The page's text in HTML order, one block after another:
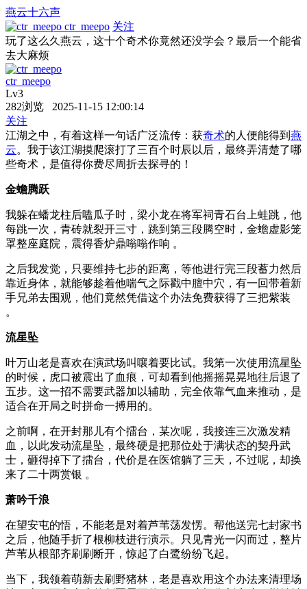
燕云十六声
ctr_meepo 关注
玩了这么久燕云，这十个奇术你竟然还没学会？最后一个能省
去大麻烦
ctr_meepo
Lv3
282浏览 2025-11-15 12:00:14
关注
江湖之中，有着这样一句话广泛流传：获奇术的人便能得到 燕
云。我于该江湖摸爬滚打了三百个时辰以后，最终弄清楚了哪
些奇术，是值得你费尽周折去探寻的！
金蟾腾跃
我躲在蟠龙柱后嗑瓜子时，梁小龙在将军祠青石台上蛙跳，他
每跳一次，青砖就裂开三寸，跳到第三段腾空时，金蟾虚影笼
罩整座庭院，震得香炉鼎嗡嗡作响 。
之后我发觉，只要维持七步的距离，等他进行完三段蓄力然后
靠近身体，就能够趁着他喘气之际戳中膻中穴，有一回带着新
手兄弟去围观，他们竟然凭借这个办法免费获得了三把紫装
。
流星坠
叶万山老是喜欢在演武场叫嚷着要比试。我第一次使用流星坠
的时候，虎口被震出了血痕，可却看到他摇摇晃晃地往后退了
五步。这一招不需要武器加以辅助，完全依靠气血来推动，是
适合在开局之时拼命一搏用的。
之前啊，在开封那儿有个擂台，某次呢，我接连三次激发精
血，以此发动流星坠，最终硬是把那位处于满状态的契丹武
士，砸得掉下了擂台，代价是在医馆躺了三天，不过呢，却换
来了二十两赏银 。
萧吟千浪
在望安屯的悟，不能老是对着芦苇荡发愣。帮他送完七封家书
之后，他随手折了根柳枝进行演示。只见青光一闪而过，整片
芦苇从根部齐刷刷断开，惊起了白鹭纷纷飞起。
当下，我领着萌新去刷野猪林，老是喜欢用这个办法来清理场